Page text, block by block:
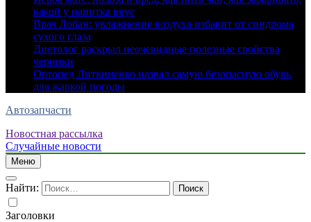
какой у напитка вкус
Врач Лобан: увлажнение воздуха избавит от синдрома
сухого глаза
Диетолог раскрыл неочевидные полезные свойства
черники
Ортопед Литвиненко назвал самую безопасную обувь
для жаркой погоды
Автозапчасти
Новостная рассылка
Случайные новости
Меню
Найти:
Заголовки